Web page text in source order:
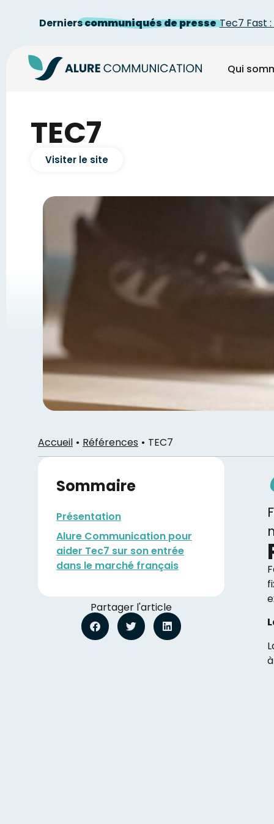
Dernierscommuniqués de presse
2025 Tec7 Fast
Qui
TEC7
Visiter le site
Accueil Références TEC7
Sommaire
Présentation
Alure Communication pour
aider Tec7 sur son entrée
dans le marché français
Partager l'article